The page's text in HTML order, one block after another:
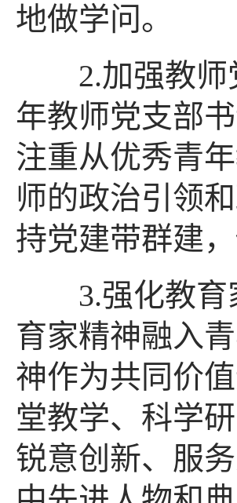
地做学问。
2.加强教师党
年教师党支部
注重从优秀青
师的政治引领
持党建带群建
3.强化教育家
育家精神融入
神作为共同价
堂教学、科学
锐意创新、服